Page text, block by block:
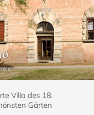
Villa des 18.
Gärten